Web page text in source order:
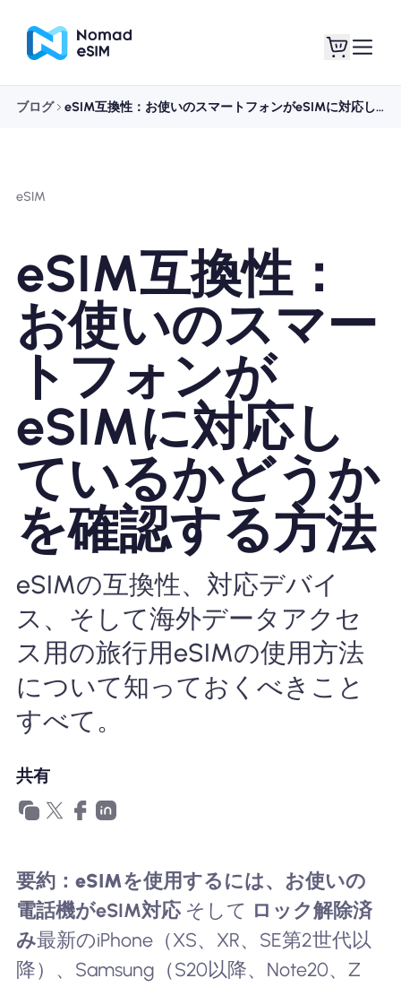
ショッププラン
eSIMについて
Nomad eSIMを使用する理由
eSIMの使用
企業
ブログ eSIM互換性：お使いのスマートフォンがeSIMに対応しているかどうかを確認する方法
eSIM
eSIM互換性：
お使いのスマー
トフォンが
eSIMに対応し
ているかどうか
を確認する方法
eSIMの互換性、対応デバイ
ス、そして海外データアクセ
ス用の旅行用eSIMの使用方法
について知っておくべきこと
すべて。
共有
要約： eSIMを使用するには、お使いの
電話機がeSIM対応そして ロック解除済
み最新のiPhone（XS、XR、SE第2世代以
降）、Samsung（S20以降、Note20、Z